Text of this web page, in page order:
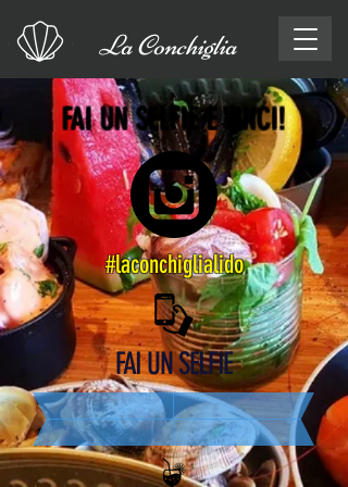
La Conchiglia
FAI UN SELFIE E VINCI!
#laconchiglialido
FAI UN SELFIE